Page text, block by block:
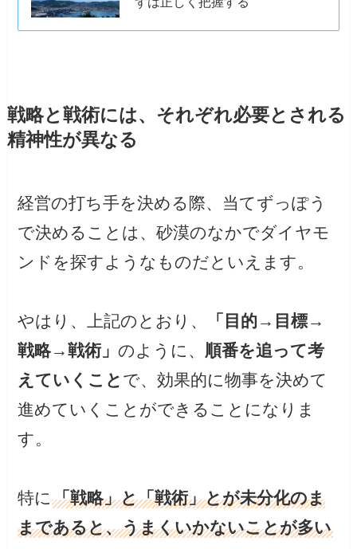
戦略と戦術には、それぞれ必要とされる
精神性が異なる
経営の打ち手を決める際、当てずっぽう
で決めることは、砂漠のなかでダイヤモ
ンドを探すようなものだといえます。
やはり、上記のとおり、
「目的→目標→
戦略→戦術」のように、 順番を追って考
えていくこと で、効果的に物事を決めて
進めていくことができることになりま
す。
特に「戦略」と「戦術」とが未分化のま
まであると、うまくいかないことが多い